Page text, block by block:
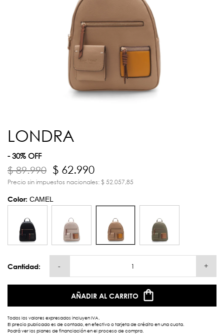
LONDRA
- 30% OFF
$ 89.990 $ 62.990
Precio sin impuestos nacionales: $ 52.057,85
Color: CAMEL
Cantidad: - +
AÑADIR AL CARRITO
Todos los valores expresados incluyen IVA.
El precio publicado es de contado, en efectivo o tarjeta de crédito en una cuota.
Podrá ver los planes de financiación en el proceso de compra.